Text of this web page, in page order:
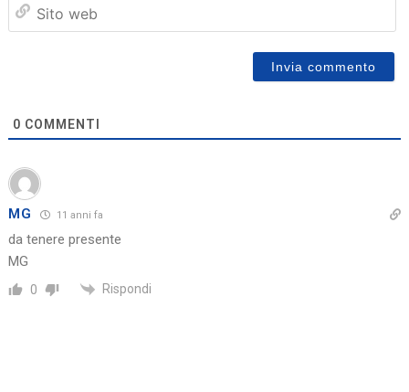
0 COMMENTI
MG 11 anni fa
da tenere presente
MG
0 Rispondi